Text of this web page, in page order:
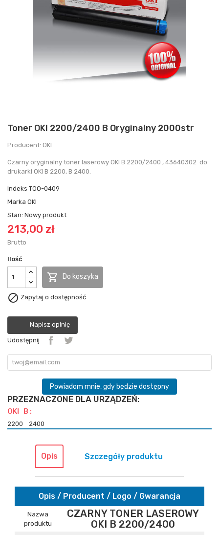
Toner OKI 2200/2400 B Oryginalny 2000str
Producent: OKI
Czarny oryginalny toner laserowy OKI B 2200/2400 , 43640302 do
drukarki OKI B 2200, B 2400.
Indeks TOO-0409
Marka OKI
Stan: Nowy produkt
213,00 zł
Brutto
Ilość
 Do koszyka
 Zapytaj o dostępność
Napisz opinię
Udostępnij
Powiadom mnie, gdy będzie dostępny
PRZEZNACZONE DLA URZĄDZEŃ:
OKI B :
2200 2400
Opis Szczegóły produktu
Opis / Producent / Logo / Gwarancja
Nazwa
produktu
CZARNY TONER LASEROWY
OKI B 2200/2400